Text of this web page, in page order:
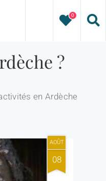
0
?
en Ardèche
AOÛT
08